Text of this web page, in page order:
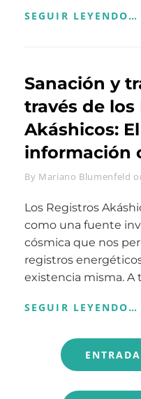
SEGUIR LEYENDO…
Sanación y
través de los
Akáshicos:
información
By Byline
Mariano Blumenfeld
Los Registros
como una fuente
cósmica que nos
registros
existencia misma. A
SEGUIR LEYENDO…